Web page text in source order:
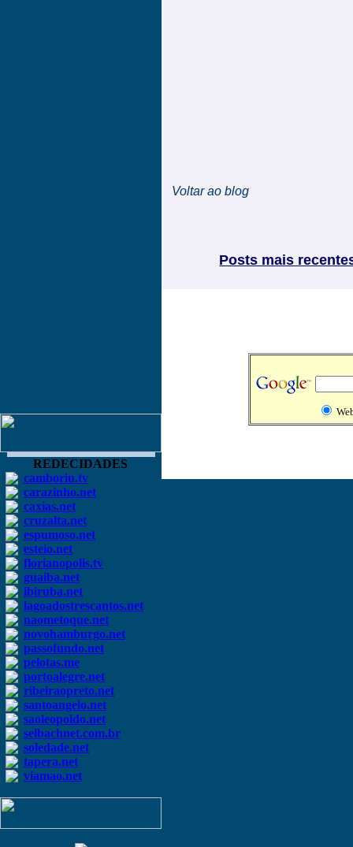
REDECIDADES
camboriu.tv
carazinho.net
caxias.net
cruzalta.net
espumoso.net
esteio.net
florianopolis.tv
guaiba.net
ibiruba.net
lagoadostrescantos.net
naometoque.net
novohamburgo.net
passofundo.net
pelotas.me
portoalegre.net
ribeiraopreto.net
santoangelo.net
saoleopoldo.net
selbachnet.com.br
soledade.net
tapera.net
viamao.net
Voltar ao blog
Posts mais